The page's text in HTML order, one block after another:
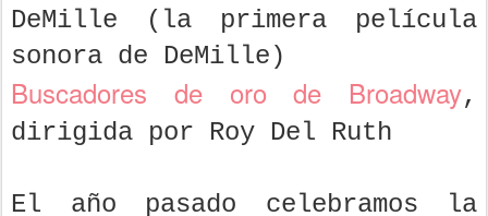
DeMille (la primera película
sonora de DeMille)
Buscadores de oro de Broadway,
dirigida por Roy Del Ruth
El año pasado celebramos la